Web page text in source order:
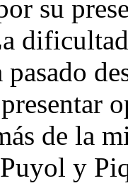
su
de la
y